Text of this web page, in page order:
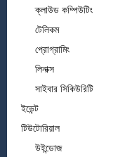
ক্লাউড কম্পিউটিং
টেলিকম
প্রোগ্রামিং
লিনাক্স
সাইবার সিকিউরিটি
ইভেন্ট
টিউটোরিয়াল
উইন্ডোজ